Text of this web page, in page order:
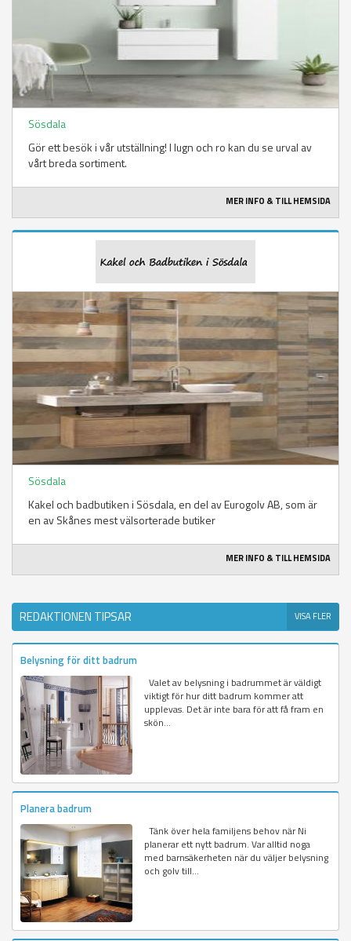
Sösdala
Gör ett besök i vår utställning! I lugn och ro kan du se urval av
vårt breda sortiment.
MER INFO & TILL HEMSIDA
Sösdala
Kakel och badbutiken i Sösdala, en del av Eurogolv AB, som är
en av Skånes mest välsorterade butiker
MER INFO & TILL HEMSIDA
REDAKTIONEN TIPSAR VISA FLER
Belysning för ditt badrum
Valet av belysning i badrummet är väldigt
viktigt för hur ditt badrum kommer att
upplevas. Det är inte bara för att få fram en
skön...
Planera badrum
Tänk över hela familjens behov när Ni
planerar ett nytt badrum. Var alltid noga
med barnsäkerheten när du väljer belysning
och golv till...